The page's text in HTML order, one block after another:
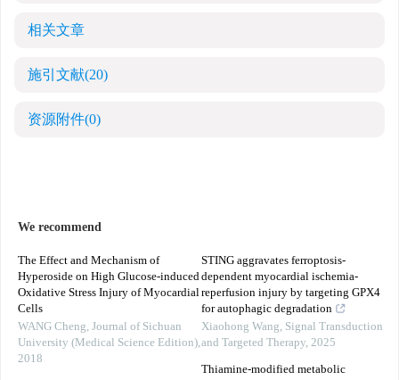
相关文章
施引文献(20)
资源附件(0)
We recommend
The Effect and Mechanism of
Hyperoside on High Glucose-induced
Oxidative Stress Injury of Myocardial
Cells
WANG Cheng, Journal of Sichuan
University (Medical Science Edition),
2018
STING aggravates ferroptosis-
dependent myocardial ischemia-
reperfusion injury by targeting GPX4
for autophagic degradation
Xiaohong Wang, Signal Transduction
and Targeted Therapy, 2025
Thiamine-modified metabolic